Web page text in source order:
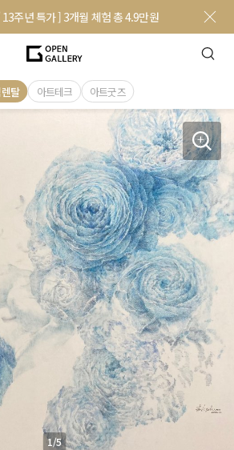
주년 특가 ] 3개월 체험 총 4.9만원
탈 아트테크 아트굿즈
1/5